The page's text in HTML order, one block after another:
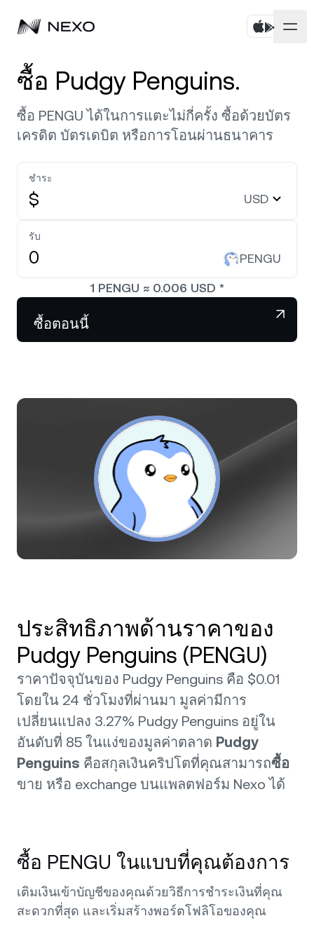
บุคคล
ซื้อสินทรัพย์
Flexible Savings
Fixed-term Savings
Dual Investment
Exchange
Credit Line
ฟิวเจอร์ส
โปรแกรม Loyalty
ธุรกิจ
ไพรมโบรกเกอร์
White Label
Nexo Ventures
Payment Gateway
ตลาดเพิ่มขึ้น
Ethereum ETH 0.22%
NEXO Token 0.02%
DOT 0.53%
SOL
บริษัท
เกี่ยวกับ
ความปลอดภัย
พันธมิตร
ข่าวสารและข้อมูลเชิงลึก
Wealth Academy
ซื้อ Pudgy Penguins.
ซื้อ PENGU ได้ในการแตะไม่กี่ครั้ง ซื้อด้วยบัตร
เครดิต บัตรเดบิต หรือการโอนผ่านธนาคาร
ชำระ
$ USD
รับ
PENGU
1 PENGU ≈ 0.006 USD *
ซื้อตอนนี้
ประสิทธิภาพด้านราคาของ
Pudgy Penguins (PENGU)
ราคาปัจจุบันของ Pudgy Penguins คือ $0.01
โดยใน 24 ชั่วโมงที่ผ่านมา มูลค่ามีการ
เปลี่ยนแปลง 3.27% Pudgy Penguins อยู่ใน
อันดับที่ 85 ในแง่ของมูลค่าตลาด Pudgy
Penguins คือสกุลเงินคริปโตที่คุณสามารถซื้อ
ขาย หรือ exchange บนแพลตฟอร์ม Nexo ได้
ซื้อ PENGU ในแบบที่คุณต้องการ
เติมเงินเข้าบัญชีของคุณด้วยวิธีการชำระเงินที่คุณ
สะดวกที่สุด และเริ่มสร้างพอร์ตโฟลิโอของคุณ